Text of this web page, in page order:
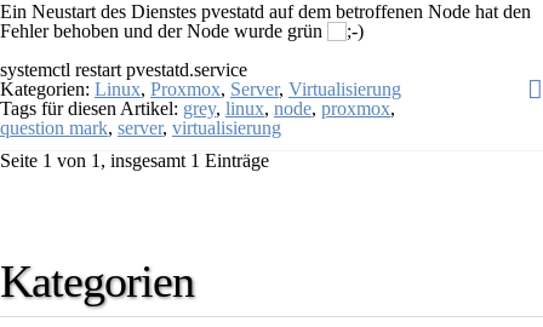
Ein Neustart des Dienstes pvestatd auf dem betroffenen Node hat den
Fehler behoben und der Node wurde grün
systemctl restart pvestatd.service
Kategorien: Linux, Proxmox, Server, Virtualisierung
Tags für diesen Artikel: grey, linux, node, proxmox,
question mark, server, virtualisierung
Seite 1 von 1, insgesamt 1 Einträge
Kategorien